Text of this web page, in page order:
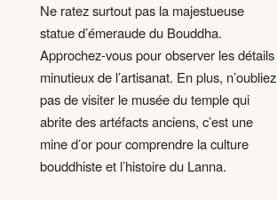
Ne ratez surtout pas la majestueuse
statue d’émeraude du Bouddha.
Approchez-vous pour observer les détails
minutieux de l’artisanat. En plus, n’oubliez
pas de visiter le musée du temple qui
abrite des artéfacts anciens, c’est une
mine d’or pour comprendre la culture
bouddhiste et l’histoire du Lanna.